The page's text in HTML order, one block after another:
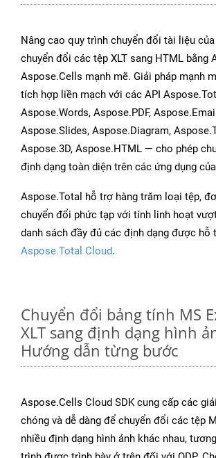
Nâng cao quy trình chuyển đổi tài liệu
chuyển đổi các tệp XLT sang HTML bằng
Aspose.Cells mạnh mẽ. Giải pháp mạnh
tích hợp liền mạch với các API
Aspose.Words, Aspose.PDF,
Aspose.Slides, Aspose.Diagram,
Aspose.3D, Aspose.HTML — cho phép
định dạng toàn diện trên các ứng dụng
Aspose.Total hỗ trợ hàng trăm loại tệp,
chuyển đổi phức tạp với tính linh hoạt
danh sách đầy đủ các định dạng được hỗ
Aspose.Total Cloud.
Chuyển đổi bảng tính MS
XLT sang định dạng hình
Hướng dẫn từng bước
Aspose.Cells Cloud SDK cung cấp các
chóng và dễ dàng để chuyển đổi các tệp
nhiều định dạng hình ảnh khác nhau,